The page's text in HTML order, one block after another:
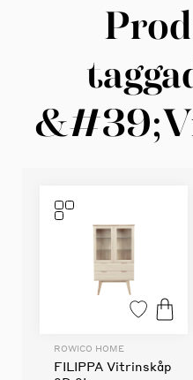
ROWICO HOME
FILIPPA Vitrinskåp